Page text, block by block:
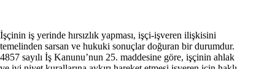
İşçinin iş yerinde hırsızlık yapması, işçi-işveren ilişkisini
temelinden sarsan ve hukuki sonuçlar doğuran bir durumdur.
4857 sayılı İş Kanunu’nun 25. maddesine göre, işçinin ahlak